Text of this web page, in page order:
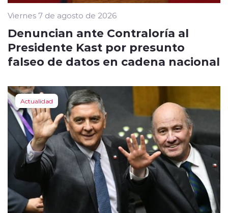
Viernes 7 de agosto de 2026
Denuncian ante Contraloría al
Presidente Kast por presunto
falseo de datos en cadena nacional
Actualidad